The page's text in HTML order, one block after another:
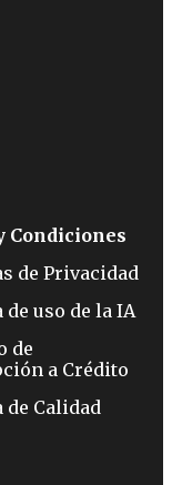
Condiciones
de Privacidad
uso de la IA
de
a Crédito
Calidad